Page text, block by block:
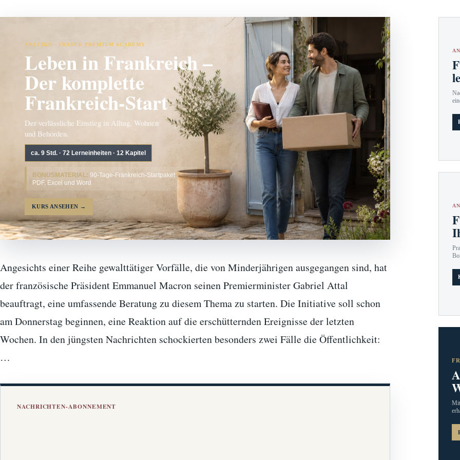
ANZEIGE · FRANCE PREMIUM ACADEMY
Leben in Frankreich –
Der komplette
Frankreich-Start
Der verlässliche Einstieg in Alltag, Wohnen
und Behörden.
ca. 9 Std. · 72 Lerneinheiten · 12 Kapitel
BONUSMATERIAL: 90-Tage-Frankreich-Startpaket ·
PDF, Excel und Word
KURS ANSEHEN →
Angesichts einer Reihe gewalttätiger Vorfälle, die von Minderjährigen ausgegangen sind, hat
der französische Präsident Emmanuel Macron seinen Premierminister Gabriel Attal
beauftragt, eine umfassende Beratung zu diesem Thema zu starten. Die Initiative soll schon
am Donnerstag beginnen, eine Reaktion auf die erschütternden Ereignisse der letzten
Wochen. In den jüngsten Nachrichten schockierten besonders zwei Fälle die Öffentlichkeit:
…
NACHRICHTEN-ABONNEMENT